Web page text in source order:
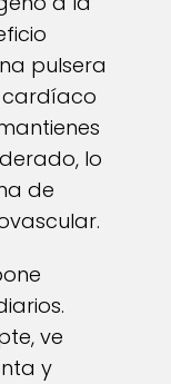
pulsera
cardíaco
lo
de
ve
y